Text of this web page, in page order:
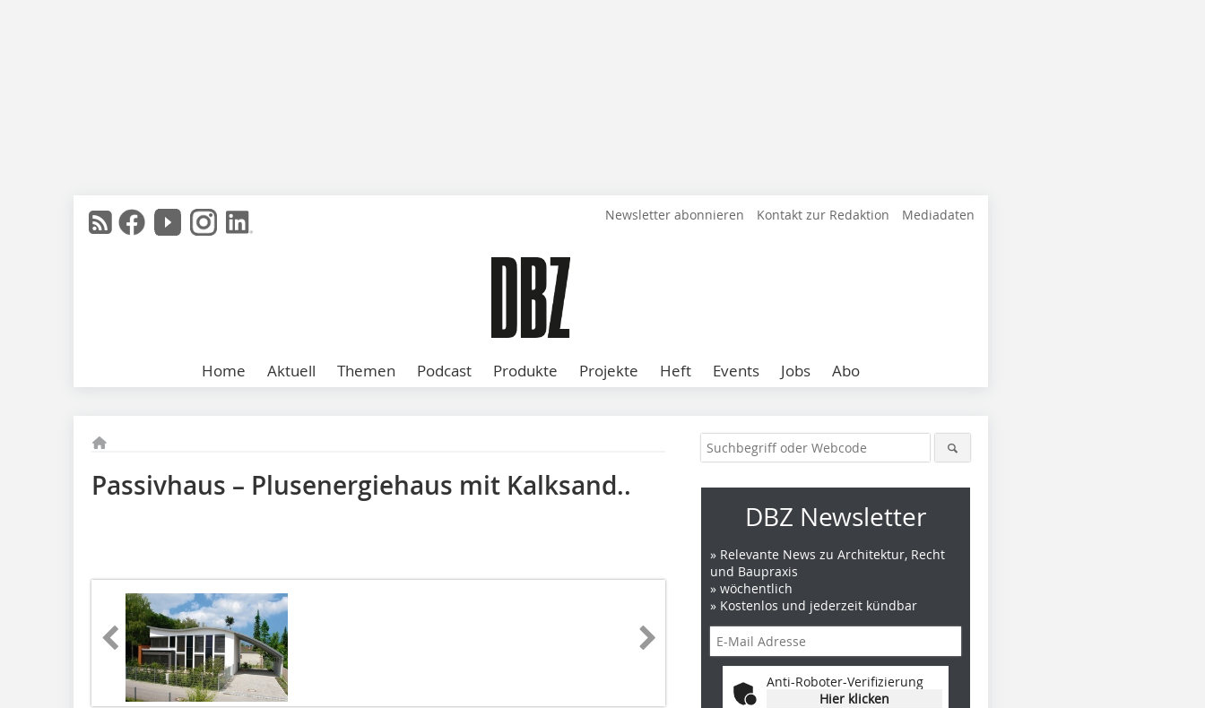
Newsletter abonnieren Kontakt zur Redaktion Mediadaten
Home Aktuell Themen Podcast Produkte Projekte Heft Events Jobs Abo
Passivhaus – Plusenergiehaus mit Kalksand..
DBZ Newsletter
» Relevante News zu Architektur, Recht
und Baupraxis
» wöchentlich
» Kostenlos und jederzeit kündbar
Anti-Roboter-Verifizierung
Hier klicken